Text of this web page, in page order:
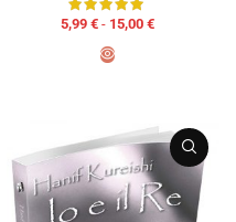
5,99 € - 15,00 €